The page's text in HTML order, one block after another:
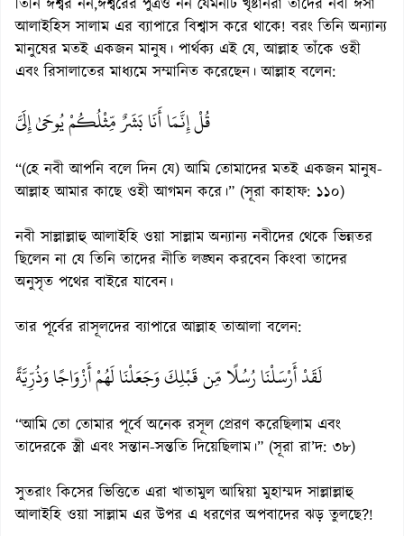
তিনি ঈশ্বর নন,ঈশ্বরের পুত্রও নন যেমনটি খৃষ্টানরা তাদের নবী ঈসা
আলাইহিস সালাম এর ব্যাপারে বিশ্বাস করে থাকে! বরং তিনি অন্যান্য
মানুষের মতই একজন মানুষ। পার্থক্য এই যে, আল্লাহ তাঁকে ওহী
এবং রিসালাতের মাধ্যমে সম্মানিত করেছেন। আল্লাহ বলেন:
قُلْ إِنَّمَا أَنَا بَشَرٌ مِّثْلُكُمْ يُوحَىٰ إِلَيَّ
“(হে নবী আপনি বলে দিন যে) আমি তোমাদের মতই একজন মানুষ-
আল্লাহ আমার কাছে ওহী আগমন করে।” (সূরা কাহাফ: ১১০)
নবী সাল্লাল্লাহু আলাইহি ওয়া সাল্লাম অন্যান্য নবীদের থেকে ভিন্নতর
ছিলেন না যে তিনি তাদের নীতি লঙ্ঘন করবেন কিংবা তাদের
অনুসৃত পথের বাইরে যাবেন।
তার পূর্বের রাসূলদের ব্যাপারে আল্লাহ তাআলা বলেন:
لَقَدْ أَرْسَلْنَا رُسُلًا مِّن قَبْلِكَ وَجَعَلْنَا لَهُمْ أَزْوَاجًا وَذُرِّيَّةً
“আমি তো তোমার পূর্বে অনেক রসূল প্রেরণ করেছিলাম এবং
তাদেরকে স্ত্রী এবং সন্তান-সন্ততি দিয়েছিলাম।” (সূরা রা’দ: ৩৮)
সুতরাং কিসের ভিত্তিতে এরা খাতামুল আম্বিয়া মুহাম্মদ সাল্লাল্লাহু
আলাইহি ওয়া সাল্লাম এর উপর এ ধরণের অপবাদের ঝড় তুলছে?!